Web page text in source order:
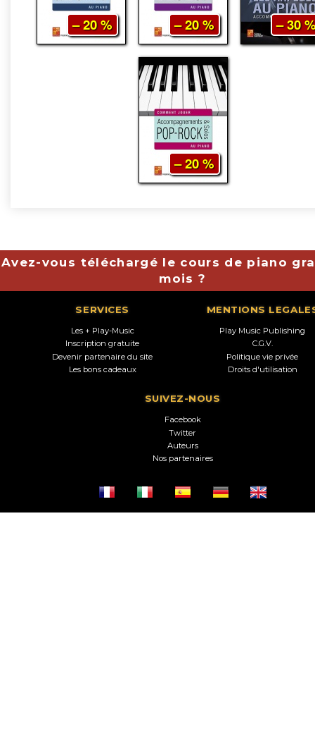
– 20 % – 20 % – 30
– 20 %
Avez-vous téléchargé le cours de piano
mois ?
SERVICES
Les + Play-Music
Inscription gratuite
Devenir partenaire du site
Les bons cadeaux
MENTIONS
Play Music Publishing
C.G.V.
Politique vie privée
Droits d'utilisation
SUIVEZ-NOUS
Facebook
Twitter
Auteurs
Nos partenaires